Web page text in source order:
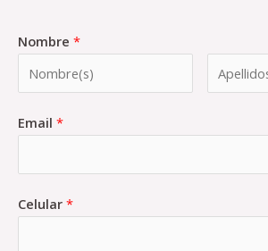
Nombre *
Email *
Celular *